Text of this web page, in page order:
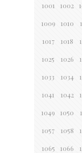
1001 1002
1009 1010
1017 1018
1025 1026
1033 1034
1041 1042
1049 1050
1057 1058
1065 1066